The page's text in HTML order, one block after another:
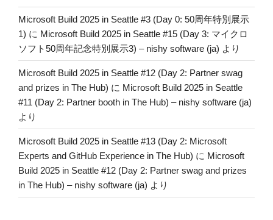
Microsoft Build 2025 in Seattle #3 (Day 0: 50周年特別展示
1) に Microsoft Build 2025 in Seattle #15 (Day 3: マイクロ
ソフト50周年記念特別展示3) – nishy software (ja) より
Microsoft Build 2025 in Seattle #12 (Day 2: Partner swag
and prizes in The Hub) に Microsoft Build 2025 in Seattle
#11 (Day 2: Partner booth in The Hub) – nishy software (ja)
より
Microsoft Build 2025 in Seattle #13 (Day 2: Microsoft
Experts and GitHub Experience in The Hub) に Microsoft
Build 2025 in Seattle #12 (Day 2: Partner swag and prizes
in The Hub) – nishy software (ja) より